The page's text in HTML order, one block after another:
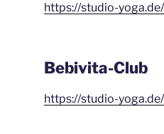
https://studio-
Bebivita-Club
https://studio-